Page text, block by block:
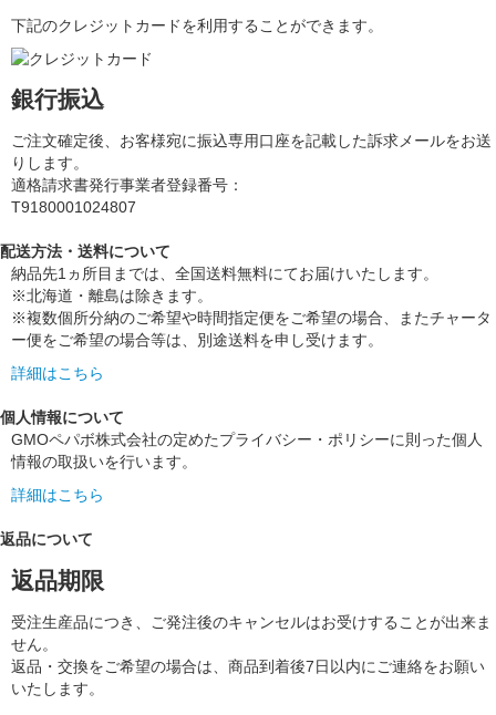
下記のクレジットカードを利用することができます。
銀行振込
ご注文確定後、お客様宛に振込専用口座を記載した訴求メールをお送
りします。
適格請求書発行事業者登録番号：
T9180001024807
配送方法・送料について
納品先1ヵ所目までは、全国送料無料にてお届けいたします。
※北海道・離島は除きます。
※複数個所分納のご希望や時間指定便をご希望の場合、またチャータ
ー便をご希望の場合等は、別途送料を申し受けます。
詳細はこちら
個人情報について
GMOペパボ株式会社の定めたプライバシー・ポリシーに則った個人
情報の取扱いを行います。
詳細はこちら
返品について
返品期限
受注生産品につき、ご発注後のキャンセルはお受けすることが出来ま
せん。
返品・交換をご希望の場合は、商品到着後7日以内にご連絡をお願い
いたします。